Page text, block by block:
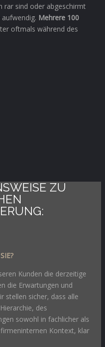
rar sind oder abgeschirmt
Mehrere 100
oftmals während des
ZU
Kunden die derzeitige
die Erwartungen und
stellen sicher, dass alle
des
sowohl in fachlicher als
Kontext, klar